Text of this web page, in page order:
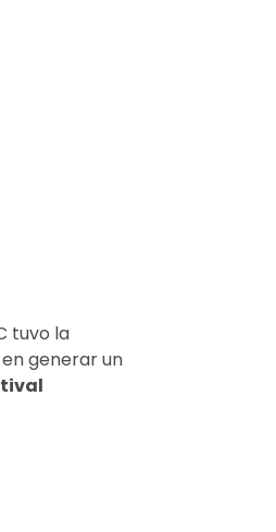
tuvo la
generar un